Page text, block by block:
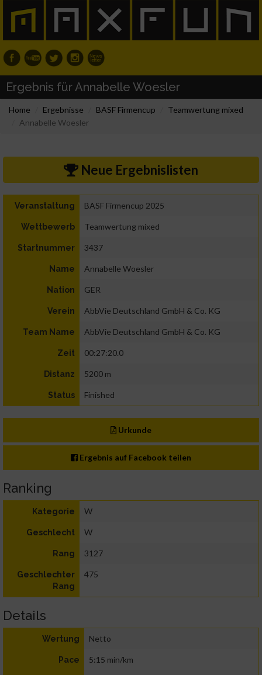
Ergebnis für Annabelle Woesler
Home Ergebnisse BASF Firmencup
Teamwertung mixed
Annabelle Woesler
Neue Ergebnislisten
Veranstaltung BASF Firmencup 2025
Wettbewerb Teamwertung mixed
Startnummer 3437
Name Annabelle Woesler
Nation GER
Verein AbbVie Deutschland GmbH & Co. KG
Team Name AbbVie Deutschland GmbH & Co. KG
Zeit 00:27:20.0
Distanz 5200 m
Status Finished
Urkunde
Ergebnis auf Facebook teilen
Ranking
Kategorie W
Geschlecht W
Rang 3127
Geschlechter
Rang
475
Details
Wertung Netto
Pace 5:15 min/km